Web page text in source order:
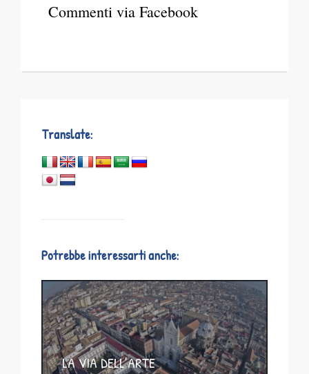
Commenti via Facebook
Translate:
Potrebbe interessarti anche:
LA VIA DELL’ARTE